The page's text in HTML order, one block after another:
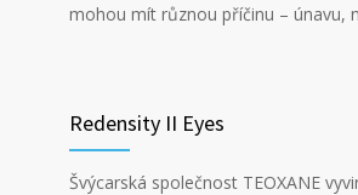
mohou mít různou příčinu – únavu,
Redensity II Eyes
Švýcarská společnost TEOXANE